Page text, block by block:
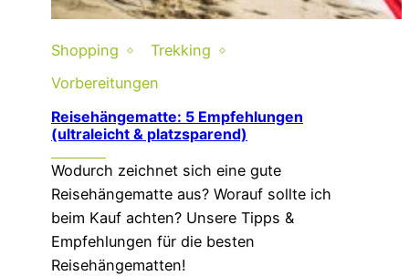
Shopping
Trekking
Vorbereitungen
Reisehängematte: 5 Empfehlungen
(ultraleicht & platzsparend)
Wodurch zeichnet sich eine gute
Reisehängematte aus? Worauf sollte ich
beim Kauf achten? Unsere Tipps &
Empfehlungen für die besten
Reisehängematten!